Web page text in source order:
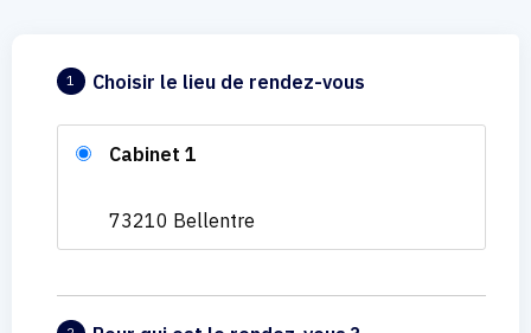
1 Choisir le lieu de rendez-vous
Cabinet 1
73210 Bellentre